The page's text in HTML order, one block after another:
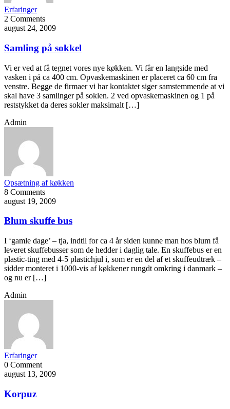
Erfaringer
2 Comments
august 24, 2009
Samling på sokkel
Vi er ved at få tegnet vores nye køkken. Vi får en langside med
vasken i på ca 400 cm. Opvaskemaskinen er placeret ca 60 cm fra
venstre. Begge de firmaer vi har kontaktet siger samstemmende at vi
skal have 3 samlinger på soklen. 2 ved opvaskemaskinen og 1 på
reststykket da deres sokler maksimalt […]
Admin
Opsætning af køkken
8 Comments
august 19, 2009
Blum skuffe bus
I ‘gamle dage’ – tja, indtil for ca 4 år siden kunne man hos blum få
leveret skuffebusser som de hedder i daglig tale. En skuffebus er en
plastic-ting med 4-5 plastichjul i, som er en del af et skuffeudtræk –
sidder monteret i 1000-vis af køkkener rungdt omkring i danmark –
og nu er […]
Admin
Erfaringer
0 Comment
august 13, 2009
Korpuz